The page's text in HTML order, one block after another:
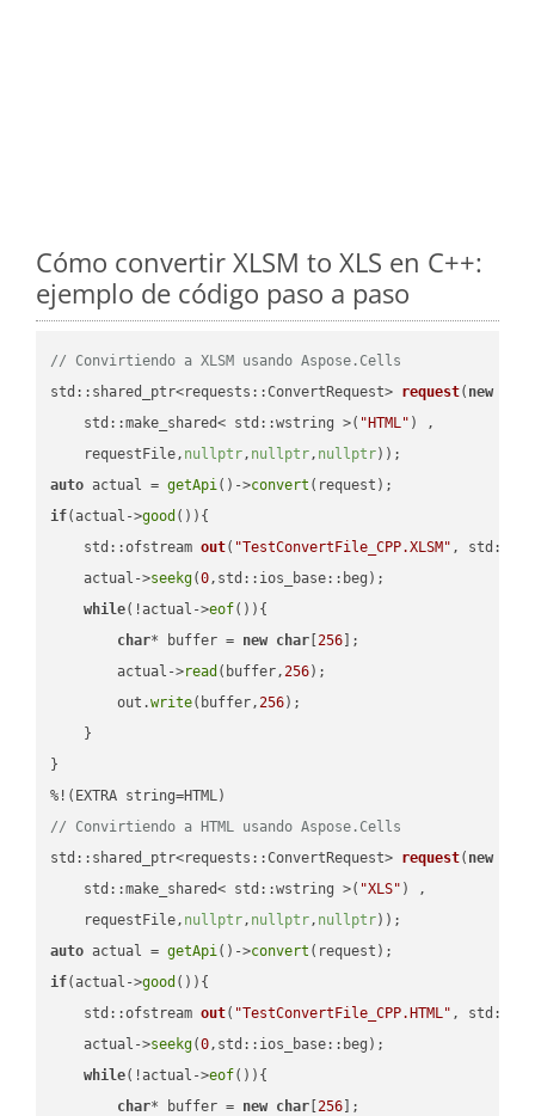
Cómo convertir XLSM to XLS en C++:
ejemplo de código paso a paso
// Convirtiendo a XLSM usando Aspose.Cells
std::shared_ptr<requests::ConvertRequest> request( new
    std::make_shared< std::wstring >(
"HTML" ) ,
    requestFile,
nullptr, nullptr, nullptr))
auto actual = getApi()->convert
if(actual->good ()){
std::ofstream out( "TestConvertFile_CPP.XLSM" ,
    actual->
seekg(0,std::ios_base::beg);
while(!actual->eof()){
char* buffer = new char [256 ];
        actual->
read (buffer,256);
        out.
write(buffer,256);
    }
}
// Convirtiendo a HTML usando Aspose.Cells
std::shared_ptr<requests::ConvertRequest> request( new
    std::make_shared< std::wstring >(
"XLS" ) ,
    requestFile,
nullptr, nullptr, nullptr))
auto actual = getApi()->convert
if(actual->good ()){
std::ofstream out( "TestConvertFile_CPP.HTML" ,
    actual->
seekg(0,std::ios_base::beg);
while(!actual->eof()){
char* buffer = new char [256 ];